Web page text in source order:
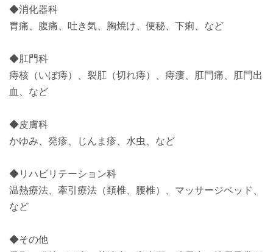
◆消化器科
胃痛、腹痛、吐き気、胸焼け、便秘、下痢、など
◆肛門科
痔核（いぼ痔）、裂肛（切れ痔）、痔瘻、肛門痛、肛門出
血、など
◆皮膚科
かゆみ、発疹、じんま疹、水虫、など
◆リハビリテーション科
温熱療法、牽引療法（頚椎、腰椎）、マッサージベッド、
など
◆その他